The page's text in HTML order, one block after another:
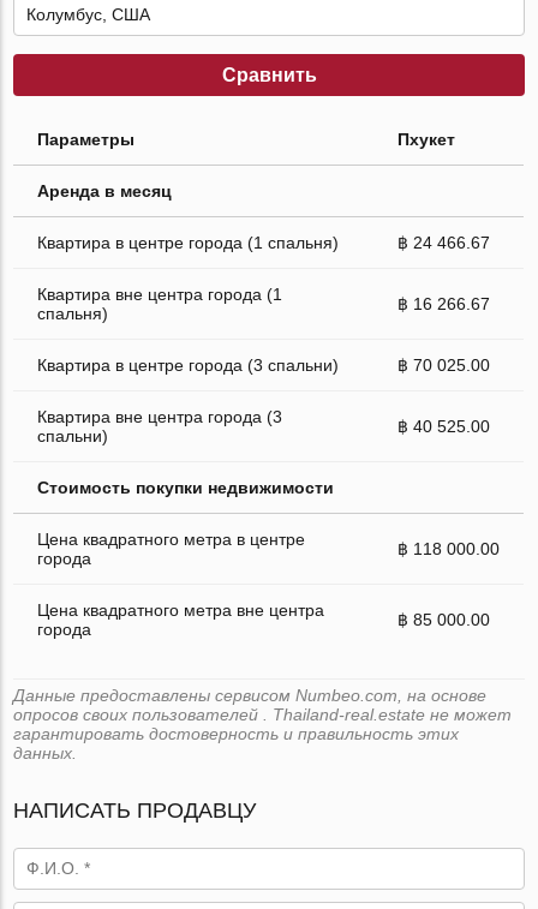
Сравнить
Параметры Пхукет
Аренда в месяц
Квартира в центре города (1 спальня) ฿ 24 466.67
Квартира вне центра города (1
спальня)
฿ 16 266.67
Квартира в центре города (3 спальни) ฿ 70 025.00
Квартира вне центра города (3
спальни)
฿ 40 525.00
Стоимость покупки недвижимости
Цена квадратного метра в центре
города
฿ 118 000.00
Цена квадратного метра вне центра
города
฿ 85 000.00
Данные предоставлены сервисом Numbeo.com, на основе
опросов своих пользователей . Thailand-real.estate не может
гарантировать достоверность и правильность этих
данных.
НАПИСАТЬ ПРОДАВЦУ